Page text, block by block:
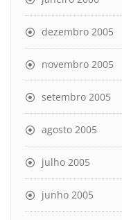
dezembro 2005
novembro 2005
setembro 2005
agosto 2005
julho 2005
junho 2005